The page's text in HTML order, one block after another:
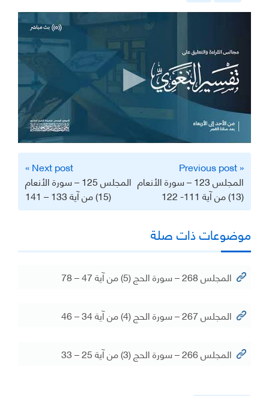
تصفّح
المقالات
« Previous post
المجلس 123 – سورة الأنعام
(13) من آية 111- 122
Next post »
المجلس 125 – سورة الأنعام
(15) من آية 133 – 141
موضوعات ذات صلة
المجلس 268 – سورة الحج (5) من آية 47 – 78
المجلس 267 – سورة الحج (4) من آية 34 – 46
المجلس 266 – سورة الحج (3) من آية 25 – 33